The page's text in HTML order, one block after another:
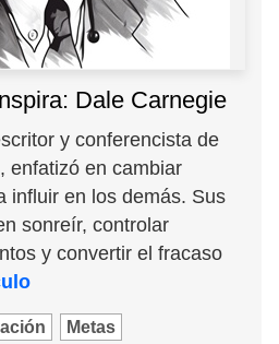
Dale Carnegie
y conferencista de
enfatizó en cambiar
influir en los demás. Sus
sonreír, controlar
y convertir el fracaso
Metas